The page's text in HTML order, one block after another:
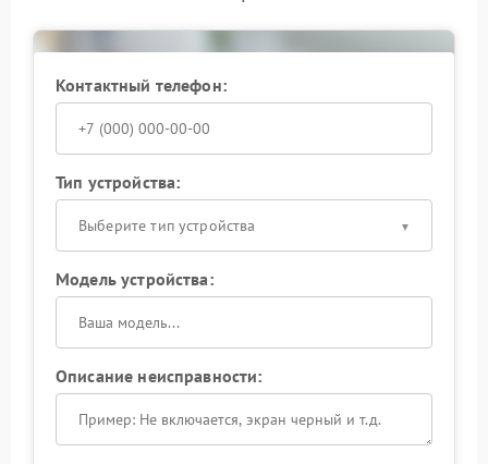
Контактный телефон:
Тип устройства:
Выберите тип устройства
Модель устройства:
Описание неисправности: